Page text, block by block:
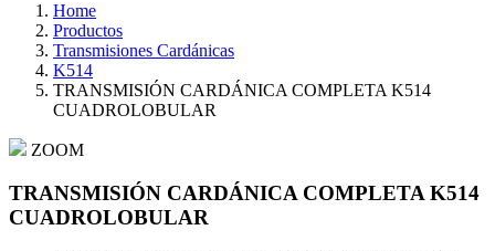
Home
Productos
Transmisiones Cardánicas
K514
TRANSMISIÓN CARDÁNICA COMPLETA K514
CUADROLOBULAR
ZOOM
TRANSMISIÓN CARDÁNICA COMPLETA K514
CUADROLOBULAR